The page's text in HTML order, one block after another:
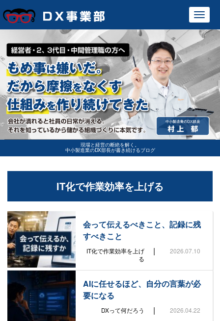
現場と経営の断絶を解く。
中小製造業のDX部長が書き続けるブログ
IT化で作業効率を上げる
会って伝えるべきこと、記録に残
すべきこと
IT化で作業効率を上げ
る
| 2026.07.10
AIに任せるほど、自分の言葉が必
要になる
DXって何だろう | 2026.04.22